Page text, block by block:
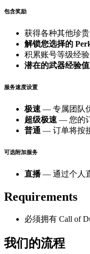
包含奖励
获得各种其他珍
解锁您选择的
积累账号等级经验
潜在的武器经验
服务速度设置
极速 — 专属团队
超级极速 — 您的
普通 — 订单将按
可选附加服务
直播— 通过个人直
Requirements
必须拥有 Call of
我们的流程